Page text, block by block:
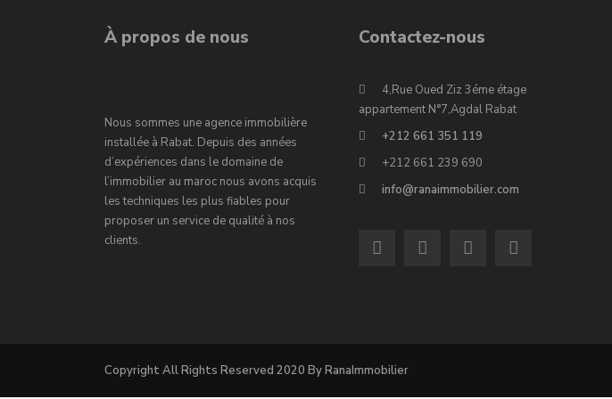
À propos de nous
Nous sommes une agence immobilière
installée à Rabat. Depuis des années
d’expériences dans le domaine de
l’immobilier au maroc nous avons acquis
les techniques les plus fiables pour
proposer un service de qualité à nos
clients.
Contactez-nous
4,Rue Oued Ziz 3éme étage
appartement N°7,Agdal Rabat
+212 661 351 119
+212 661 239 690
info@ranaimmobilier.com
Copyright All Rights Reserved 2020 By RanaImmobilier